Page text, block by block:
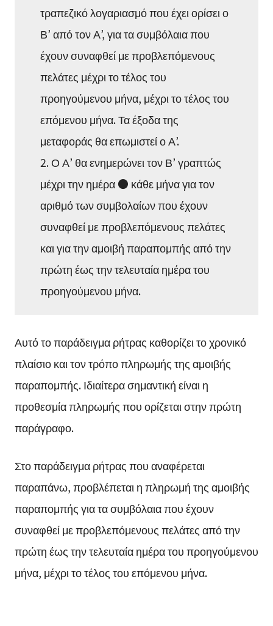
τραπεζικό λογαριασμό που έχει ορίσει ο
Β’ από τον Α’, για τα συμβόλαια που
έχουν συναφθεί με προβλεπόμενους
πελάτες μέχρι το τέλος του
προηγούμενου μήνα, μέχρι το τέλος του
επόμενου μήνα. Τα έξοδα της
μεταφοράς θα επωμιστεί ο Α’.
2. Ο Α’ θα ενημερώνει τον Β’ γραπτώς
μέχρι την ημέρα ● κάθε μήνα για τον
αριθμό των συμβολαίων που έχουν
συναφθεί με προβλεπόμενους πελάτες
και για την αμοιβή παραπομπής από την
πρώτη έως την τελευταία ημέρα του
προηγούμενου μήνα.
Αυτό το παράδειγμα ρήτρας καθορίζει το χρονικό
πλαίσιο και τον τρόπο πληρωμής της αμοιβής
παραπομπής. Ιδιαίτερα σημαντική είναι η
προθεσμία πληρωμής που ορίζεται στην πρώτη
παράγραφο.
Στο παράδειγμα ρήτρας που αναφέρεται
παραπάνω, προβλέπεται η πληρωμή της αμοιβής
παραπομπής για τα συμβόλαια που έχουν
συναφθεί με προβλεπόμενους πελάτες από την
πρώτη έως την τελευταία ημέρα του προηγούμενου
μήνα, μέχρι το τέλος του επόμενου μήνα.